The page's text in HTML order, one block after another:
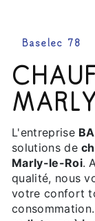
Baselec 78
CHAUFFAGE À
L'entreprise
solutions de
Marly-le-Roi.
qualité, nous
votre confort